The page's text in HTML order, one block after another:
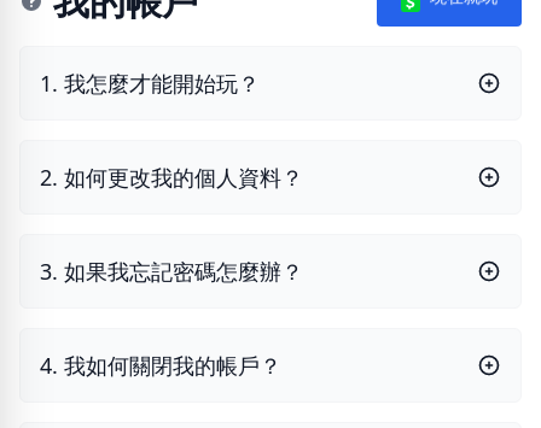
1. 我怎麼才能開始玩？
2. 如何更改我的個人資料？
3. 如果我忘記密碼怎麼辦？
4. 我如何關閉我的帳戶？